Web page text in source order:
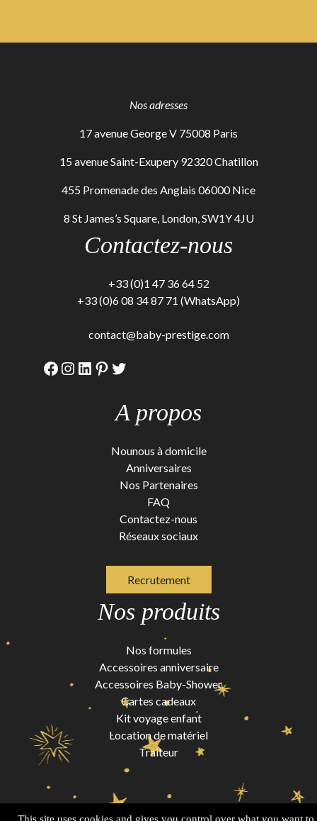
Nos adresses
17 avenue George V 75008 Paris
15 avenue Saint-Exupery 92320 Chatillon
455 Promenade des Anglais 06000 Nice
8 St James’s Square, London, SW1Y 4JU
Contactez-nous
+33 (0)1 47 36 64 52
+33 (0)6 08 34 87 71 (WhatsApp)
contact@baby-prestige.com
Facebook
Instagram
LinkedIn
Pinterest
Twitter
A propos
Nounous à domicile
Anniversaires
Nos Partenaires
FAQ
Contactez-nous
Réseaux sociaux
Recrutement
Nos produits
Nos formules
Accessoires anniversaire
Accessoires Baby-Shower
Cartes cadeaux
Kit voyage enfant
Location de matériel
Traiteur